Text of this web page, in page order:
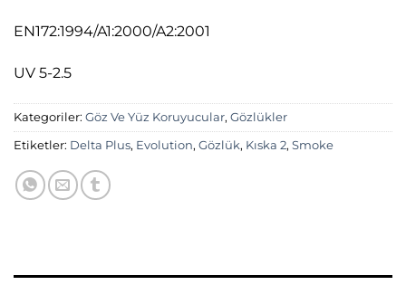
EN172:1994/A1:2000/A2:2001
UV 5-2.5
Kategoriler: Göz Ve Yüz Koruyucular, Gözlükler
Etiketler: Delta Plus, Evolution, Gözlük, Kıska 2, Smoke